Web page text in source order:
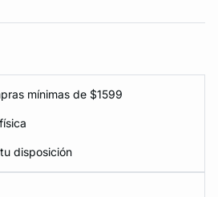
mínimas de $1599
disposición